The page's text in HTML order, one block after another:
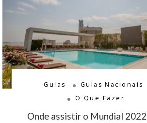
Guias
Guias Nacionais
O Que Fazer
Onde assistir o Mundial